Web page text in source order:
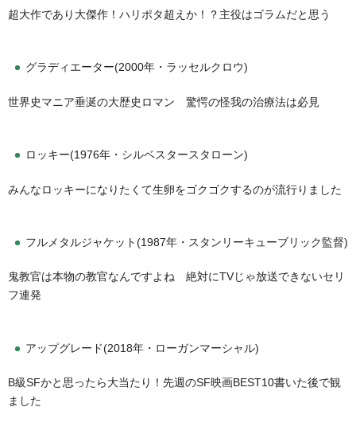
超大作であり大傑作！ハリポタ超えか！？主役はゴラムだと思う
グラディエーター(2000年・ラッセルクロウ)
世界史マニア垂涎の大歴史ロマン 驚愕の怪我の治療法は必見
ロッキー(1976年・シルベスタースタローン)
みんなロッキーになりたくて生卵をゴクゴクするのが流行りました
フルメタルジャケット(1987年・スタンリーキューブリック監督)
鬼教官は本物の教官なんですよね 絶対にTVじゃ放送できないセリ
フ連発
アップグレード(2018年・ローガンマーシャル)
B級SFかと思ったら大当たり！先週のSF映画BEST10書いた後で観
ました